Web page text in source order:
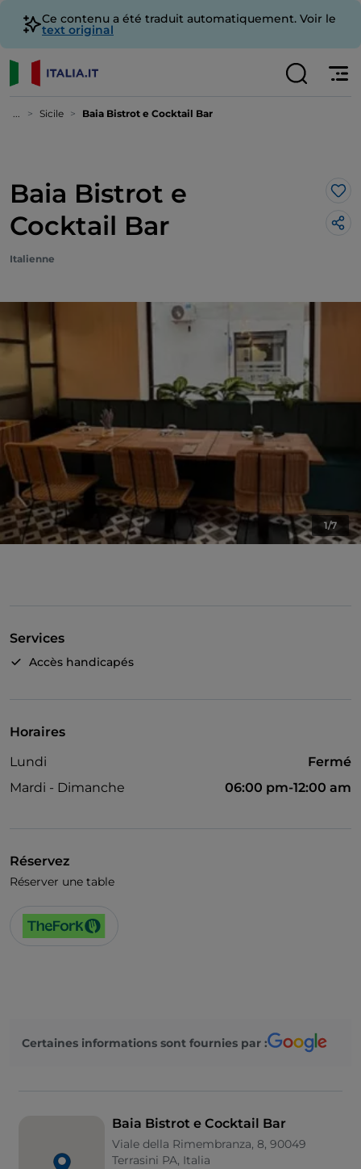
Ce contenu a été traduit automatiquement. Voir le
text original
... Sicile Baia Bistrot e Cocktail Bar
Baia Bistrot e
Cocktail Bar
Italienne
1/7
Services
Accès handicapés
Horaires
Lundi
Fermé
Mardi - Dimanche
06:00 pm-12:00 am
Réservez
Réserver une table
Certaines informations sont fournies par :
Baia Bistrot e Cocktail Bar
Viale della Rimembranza, 8, 90049
Terrasini PA, Italia